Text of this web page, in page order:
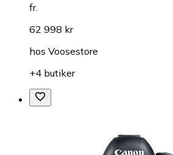
fr.
62 998 kr
hos Voosestore
+4 butiker